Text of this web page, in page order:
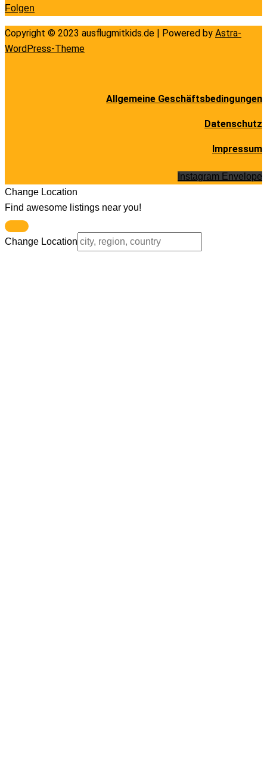
Folgen
Copyright © 2023 ausflugmitkids.de | Powered by Astra-
WordPress-Theme
Allgemeine Geschäftsbedingungen
Datenschutz
Impressum
Instagram Envelope
Change Location
Find awesome listings near you!
Change Location